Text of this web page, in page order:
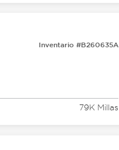
Inventario #B260635A
79K Millas